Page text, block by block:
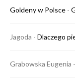
Goldeny w Polsce -
Jagoda - Dlaczego
Grabowska Eugenia -